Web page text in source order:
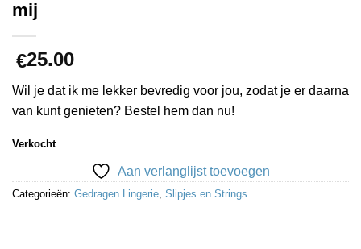
mij
€25.00
Wil je dat ik me lekker bevredig voor jou, zodat je er daarna
van kunt genieten? Bestel hem dan nu!
Verkocht
Aan verlanglijst toevoegen
Categorieën: Gedragen Lingerie Slipjes en Strings